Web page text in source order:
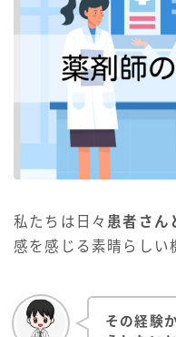
私たちは日々 患者さん
感を感じる素晴らしい
その経験